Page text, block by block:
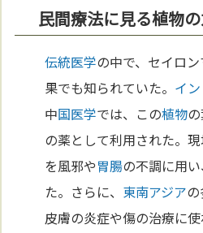
民間療法に見る植物
伝統医学の中で、セイロ
果でも知られていた。 イ
中国医学では、この植物
の薬として利用された。
を風邪や胃腸の不調に用
た。さらに、 東南アジア
皮膚の炎症や傷の治療に